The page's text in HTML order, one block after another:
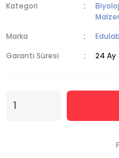
Kategori
Marka
Edulab
Garanti Süresi
24 Ay